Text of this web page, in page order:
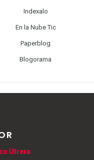
Indexalo
En la Nube Tic
Paperblog
Blogorama
Utrera